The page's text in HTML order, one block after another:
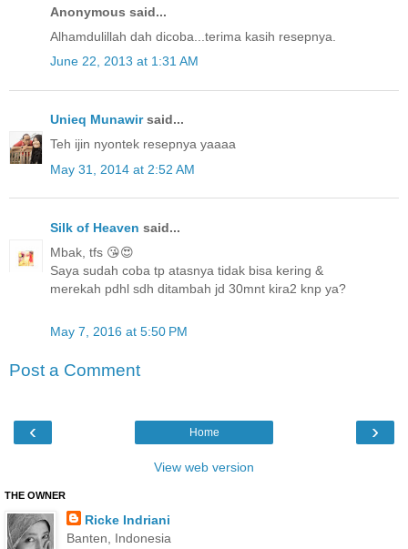
Anonymous said...
Alhamdulillah dah dicoba...terima kasih resepnya.
June 22, 2013 at 1:31 AM
Unieq Munawirsaid...
Teh ijin nyontek resepnya yaaaa
May 31, 2014 at 2:52 AM
Silk of Heaven said...
Mbak, tfs 😘😍
Saya sudah coba tp atasnya tidak bisa kering &
merekah pdhl sdh ditambah jd 30mnt kira2 knp ya?
May 7, 2016 at 5:50 PM
Post a Comment
‹ ›
Home
View web version
THE OWNER
Ricke Indriani
Banten, Indonesia